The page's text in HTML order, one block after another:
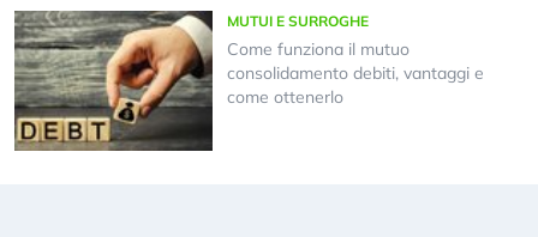
MUTUI E SURROGHE
Come funziona il mutuo
consolidamento debiti, vantaggi e
come ottenerlo